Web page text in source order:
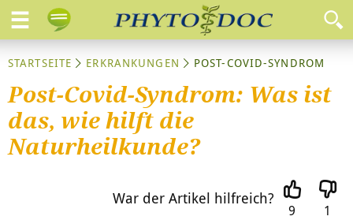
STARTSEITE ERKRANKUNGEN POST-COVID-SYNDROM
Post-Covid-Syndrom: Was ist
das, wie hilft die
Naturheilkunde?
War der Artikel hilfreich?
9 1